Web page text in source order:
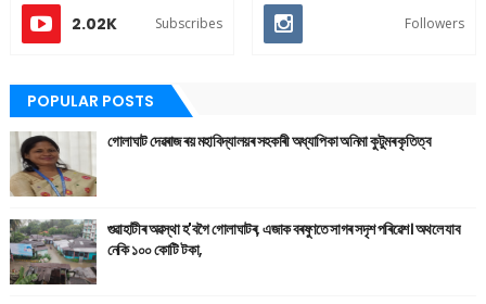
2.02K Subscribes Followers
POPULAR POSTS
গোলাঘাট দেৱৰাজ ৰয় মহাবিদ্যালয়ৰ সহকাৰী অধ্যাপিকা অনিমা কুটুমৰ কৃতিত্ব
গুৱাহাটীৰ অৱস্থা হ'বগৈ গোলাঘাটৰ, এজাক বৰষুণতে সাগৰ সদৃশ পৰিৱেশ। অথলে যাব
নেকি ১০০ কোটি টকা,